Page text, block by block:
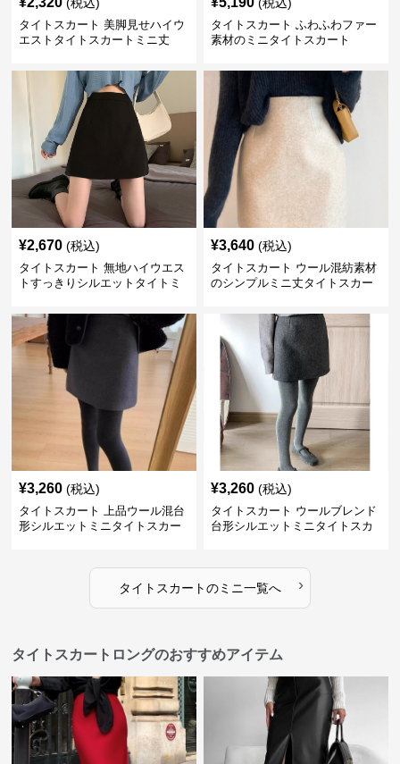
タイトスカート 美脚見せハイウ
エストタイトスカートミニ丈
タイトスカート ふわふわファー
素材のミニタイトスカート
¥2,670 (税込)
タイトスカート 無地ハイウエス
トすっきりシルエットタイトミ
¥3,640 (税込)
タイトスカート ウール混紡素材
のシンプルミニ丈タイトスカー
¥3,260 (税込)
タイトスカート 上品ウール混台
形シルエットミニタイトスカー
¥3,260 (税込)
タイトスカート ウールブレンド
台形シルエットミニタイトスカ
タイトスカートのミニ一覧へ ›
タイトスカートロングのおすすめアイテム